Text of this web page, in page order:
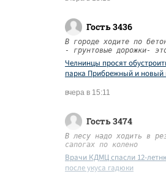
Гость 3436
В городе ходите по
- грунтовые дорожки-
Челнинцы просят
парка Прибрежный и новый
вчера в 15:11
Гость 3474
В лесу надо ходить в
сапогах по колено
Врачи КДМЦ спасли 12-
после укуса гадюки